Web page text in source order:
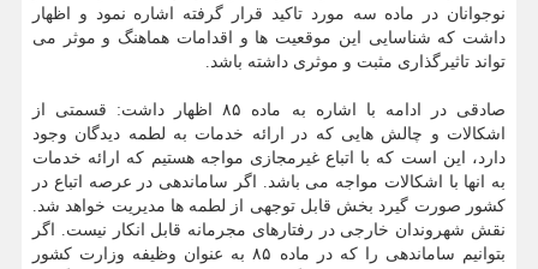
نوجوانان در ماده سه مورد تاکید قرار گرفته اشاره نمود و اظهار
داشت که شناسایی این موقعیت ها و اقدامات هماهنگ و موثر می
تواند تاثیرگذاری مثبت و موثری داشته باشد.
صادقی در ادامه با اشاره به ماده ۸۵ اظهار داشت: قسمتی از
اشکالات و چالش هایی که در ارائه خدمات به لطمه دیدگان وجود
دارد، این است که با اتباع غیرمجازی مواجه هستیم که ارائه خدمات
به انها با اشکالات مواجه می باشد. اگر ساماندهی در عرصه اتباع در
کشور صورت گیرد بخش قابل توجهی از لطمه ها مدیریت خواهد شد.
نقش شهروندان خارجی در رفتارهای مجرمانه قابل انکار نیست. اگر
بتوانیم ساماندهی را که در ماده ۸۵ به عنوان وظیفه وزارت کشور